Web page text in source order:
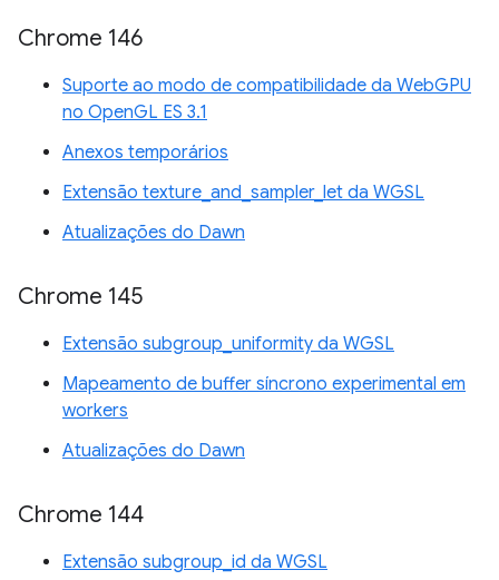
Chrome 146
Suporte ao modo de compatibilidade da WebGPU
no OpenGL ES 3.1
Anexos temporários
Extensão texture_and_sampler_let da WGSL
Atualizações do Dawn
Chrome 145
Extensão subgroup_uniformity da WGSL
Mapeamento de buffer síncrono experimental em
workers
Atualizações do Dawn
Chrome 144
Extensão subgroup_id da WGSL